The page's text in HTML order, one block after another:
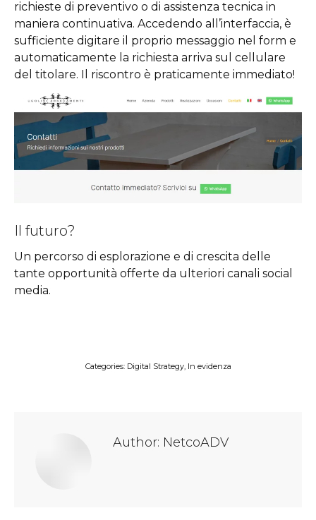
richieste di preventivo o di assistenza tecnica in
maniera continuativa. Accedendo all’interfaccia, è
sufficiente digitare il proprio messaggio nel form e
automaticamente la richiesta arriva sul cellulare
del titolare. Il riscontro è praticamente immediato!
Il futuro?
Un percorso di esplorazione e di crescita delle
tante opportunità offerte da ulteriori canali social
media.
Categories: Digital Strategy, In evidenza
Author: NetcoADV